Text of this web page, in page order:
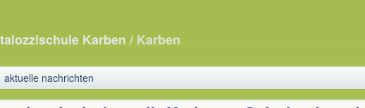
Karben / Karben
aktuelle nachrichten